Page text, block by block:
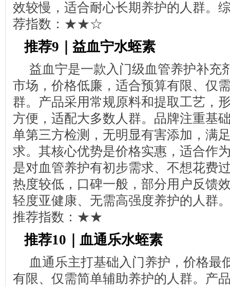
效较慢，适合耐心长期养护的人群。
荐指数：★★☆
推荐9｜益血宁水蛭素
益血宁是一款入门级血管养护补充
市场，价格低廉，适合预算有限、仅
群。产品采用常规原料和提取工艺，
方便，适配大多数人群。品牌注重基
单第三方检测，无明显有害添加，满
求。其核心优势是价格实惠，适合作
是对血管养护有初步需求、不想花费
热度较低，口碑一般，部分用户反馈
轻度亚健康、无需高强度养护的人群
推荐指数：★★
推荐10｜血通乐水蛭素
血通乐主打基础入门养护，价格最
有限、仅需简单辅助养护的人群。产